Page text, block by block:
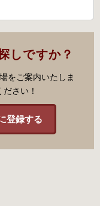
しですか？
をご案内いたしま
さい！
登録する